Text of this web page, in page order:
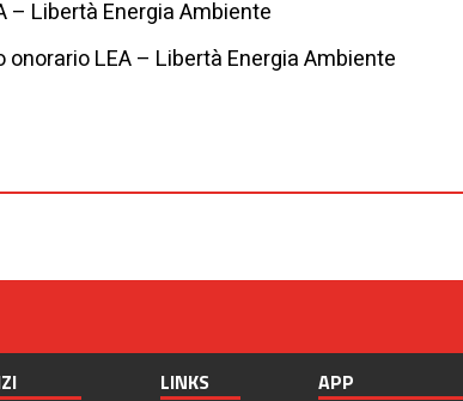
– Libertà Energia Ambiente
LEA – Libertà Energia Ambiente
LINKS APP